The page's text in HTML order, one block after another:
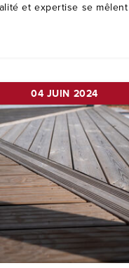
et expertise se
04 JUIN 2024